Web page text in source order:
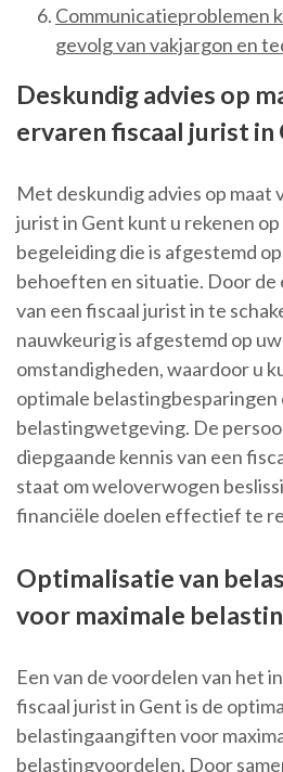
Communicatieproblemen
gevolg van vakjargon en
Deskundig advies op
ervaren fiscaal jurist in
Met deskundig advies op maat
jurist in Gent kunt u rekenen
begeleiding die is afgestemd
behoeften en situatie. Door
van een fiscaal jurist in te
nauwkeurig is afgestemd op
omstandigheden, waardoor u
optimale belastingbesparingen
belastingwetgeving. De
diepgaande kennis van een
staat om weloverwogen
financiële doelen effectief te
Optimalisatie van
voor maximale
Een van de voordelen van het
fiscaal jurist in Gent is de
belastingaangiften voor
belastingvoordelen. Door